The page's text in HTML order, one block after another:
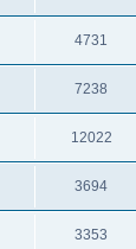
4731
7238
12022
3694
3353